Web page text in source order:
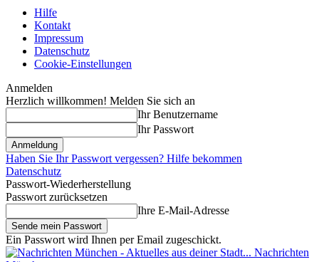
Hilfe
Kontakt
Impressum
Datenschutz
Cookie-Einstellungen
Anmelden
Herzlich willkommen! Melden Sie sich an
Ihr Benutzername
Ihr Passwort
Haben Sie Ihr Passwort vergessen? Hilfe bekommen
Datenschutz
Passwort-Wiederherstellung
Passwort zurücksetzen
Ihre E-Mail-Adresse
Ein Passwort wird Ihnen per Email zugeschickt.
Nachrichten